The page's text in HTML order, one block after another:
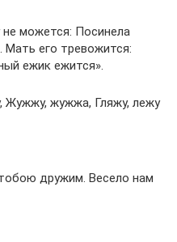
можется: Посинела
его тревожится:
ежик ежится».
Жужжу, жужжа, Гляжу, лежу
дружим. Весело нам